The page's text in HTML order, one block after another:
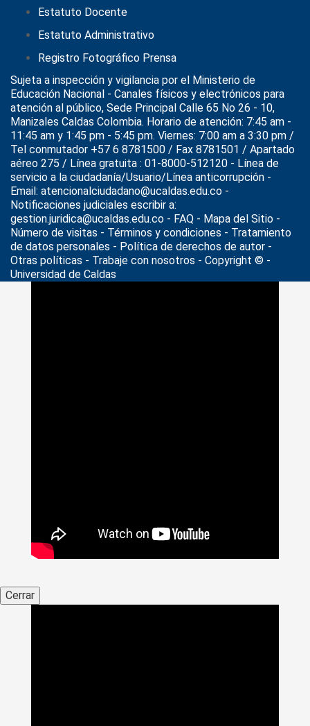
Estatuto Docente
Estatuto Administrativo
Registro Fotográfico Prensa
Sujeta a inspección y vigilancia por el Ministerio de
Educación Nacional - Canales físicos y electrónicos para
atención al público, Sede Principal Calle 65 No 26 - 10,
Manizales Caldas Colombia. Horario de atención: 7:45 am -
11:45 am y 1:45 pm - 5:45 pm. Viernes: 7:00 am a 3:30 pm /
Tel conmutador +57 6 8781500 / Fax 8781501 / Apartado
aéreo 275 / Línea gratuita : 01-8000-512120 - Línea de
servicio a la ciudadanía/Usuario/Línea anticorrupción -
Email: atencionalciudadano@ucaldas.edu.co -
Notificaciones judiciales escribir a:
gestion.juridica@ucaldas.edu.co - FAQ - Mapa del Sitio -
Número de visitas - Términos y condiciones - Tratamiento
de datos personales - Política de derechos de autor -
Otras políticas - Trabaje con nosotros - Copyright © -
Universidad de Caldas
Cerrar